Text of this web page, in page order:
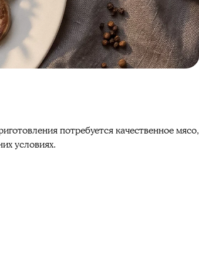
потребуется качественное мясо,
условиях.